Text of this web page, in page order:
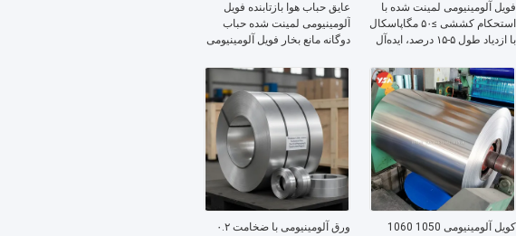
عایق حباب هوا بازتابنده فویل
آلومینیومی لمینت شده حباب
دوگانه مانع بخار فویل آلومینیومی
بندی حبابی فویل برای صرفه
جویی در انرژی ساخت و ساز
فویل آلومینیومی لمینت شده با
استحکام کششی ≥۵۰ مگاپاسکال
با ازدیاد طول ۵-۱۵ درصد، ایده‌آل
دارویی و مصارف صنعتی
ورق آلومینیومی با ضخامت ۰.۲
کویل آلومینیومی 1050 1060